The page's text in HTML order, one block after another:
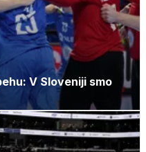
V Sloveniji smo